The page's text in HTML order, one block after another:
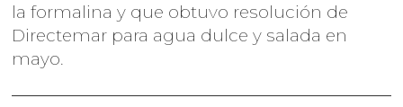
la formalina y que obtuvo resolución de
Directemar para agua dulce y salada en
mayo.